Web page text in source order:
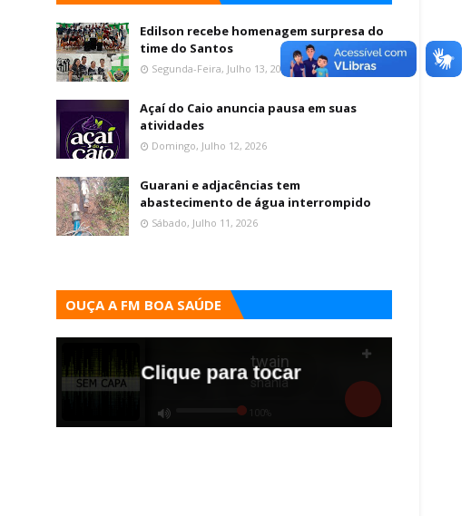
Edilson recebe homenagem surpresa do
time do Santos
Segunda-Feira, Julho 13, 2026
Açaí do Caio anuncia pausa em suas
atividades
Domingo, Julho 12, 2026
Guarani e adjacências tem
abastecimento de água interrompido
Sábado, Julho 11, 2026
OUÇA A FM BOA SAÚDE